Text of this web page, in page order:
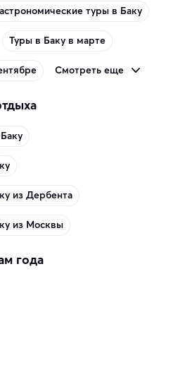
туры в Баку
Туры в Баку в марте
Смотреть еще
из Дербента
из Москвы
года